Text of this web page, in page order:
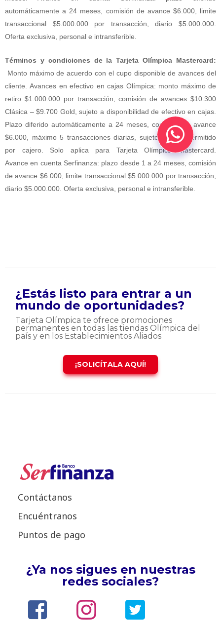
automáticamente a 24 meses, comisión de avance $6.000, limite
transaccional $5.000.000 por transacción, diario $5.000.000.
Oferta exclusiva, personal e intransferible.
Términos y condiciones de la Tarjeta Olímpica Mastercard:
Monto máximo de acuerdo con el cupo disponible deavances del
cliente.Avances en efectivo en cajas Olímpica: monto máximo de
retiro $1.000.000 por transacción, comisión deavances $10.300
Clásica – $9.700 Gold, sujeto a disponibilidad de efectivoen cajas.
Plazo diferido automáticamente a 24 meses, comisión de avance
$6.000, máximo 5 transacciones diarias, sujeto a valor permitido
por cajero. Solo aplica para Tarjeta Olímpica Mastercard.
Avanceen cuenta Serfinanza: plazo desde 1 a 24 meses, comisión
de avance $6.000, limite transaccional $5.000.000 por transacción,
diario $5.000.000. Oferta exclusiva, personal e intransferible.
¿Estás listo para entrar a un
mundo de oportunidades?
Tarjeta Olímpica te ofrece promociones
permanentes en todas las tiendas Olímpica del
país y en los Establecimientos Aliados
¡SOLICÍTALA AQUÍ!
Contáctanos
Encuéntranos
Puntos de pago
¿Ya nos sigues en nuestras
redes sociales?